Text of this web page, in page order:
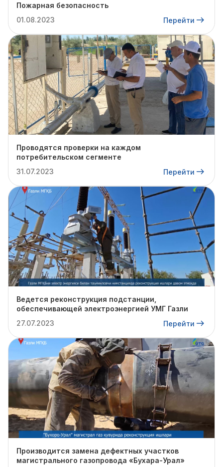
Пожарная безопасность
01.08.2023
Перейти
Проводятся проверки на каждом
потребительском сегменте
31.07.2023
Перейти
Ведется реконструкция подстанции,
обеспечивающей электроэнергией УМГ Газли
27.07.2023
Перейти
Производится замена дефектных участков
магистрального газопровода «Бухара-Урал»